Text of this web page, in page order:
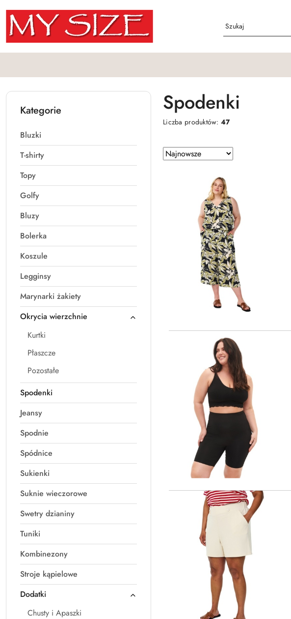
Przejdź do treści głównej
Przejdź do wyszukiwarki
Przejdź do moje konto
Przejdź do menu głównego
Przejdź do stopki
Kategorie
Bluzki
T-shirty
Topy
Golfy
Bluzy
Bolerka
Koszule
Legginsy
Marynarki żakiety
Okrycia wierzchnie
Kurtki
Płaszcze
Pozostałe
Spodenki
Jeansy
Spodnie
Spódnice
Sukienki
Suknie wieczorowe
Swetry dzianiny
Tuniki
Kombinezony
Stroje kąpielowe
Dodatki
Chusty i Apaszki
Spodenki
Liczba produktów:47
Zastosowano
sortowanie:
Sortuj
według